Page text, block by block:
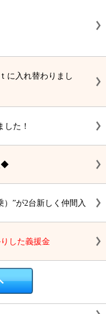
に入れ替わりまし
た！
◆
”が2台新しく仲間入
した義援金